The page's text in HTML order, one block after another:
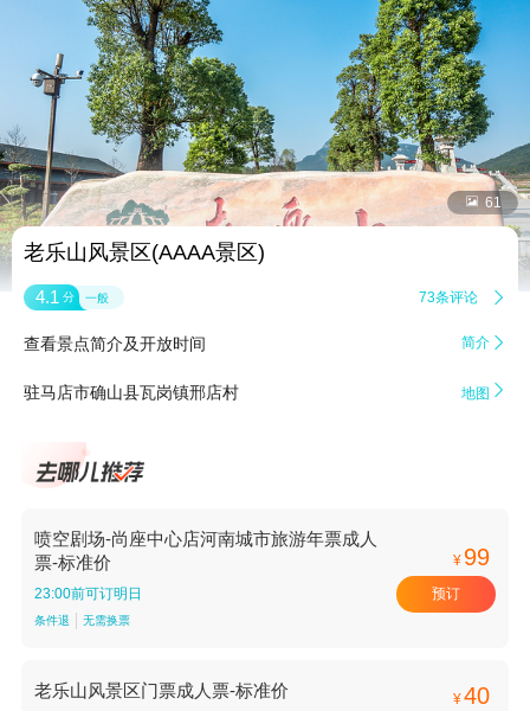
 61
老乐山风景区(AAAA景区)
4.1 分 一般 73条评论 
查看景点简介及开放时间 简介 
驻马店市确山县瓦岗镇邢店村 地图 
喷空剧场-尚座中心店河南城市旅游年票成人
票-标准价
23:00前可订明日
条件退 无需换票
¥ 99
预订
老乐山风景区门票成人票-标准价 ¥40